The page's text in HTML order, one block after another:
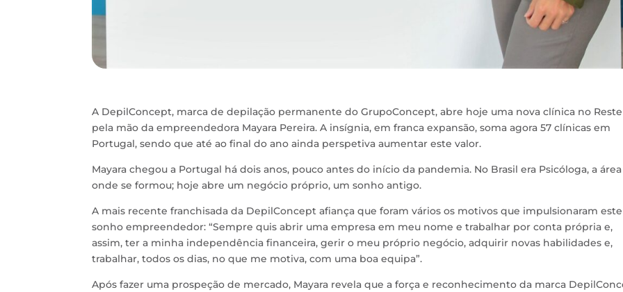
A DepilConcept, marca de depilação permanente do GrupoConcept, abre hoje uma nova clínica no
pela mão da empreendedora Mayara Pereira. A insígnia, em franca expansão, soma agora 57 clínicas em
Portugal, sendo que até ao final do ano ainda perspetiva aumentar este valor.
Mayara chegou a Portugal há dois anos, pouco antes do início da pandemia. No Brasil era Psicóloga, a área
onde se formou; hoje abre um negócio próprio, um sonho antigo.
A mais recente franchisada da DepilConcept afiança que foram vários os motivos que impulsionaram este
sonho empreendedor: “Sempre quis abrir uma empresa em meu nome e trabalhar por conta própria e,
assim, ter a minha independência financeira, gerir o meu próprio negócio, adquirir novas habilidades e,
trabalhar, todos os dias, no que me motiva, com uma boa equipa”.
Após fazer uma prospeção de mercado, Mayara revela que a força e reconhecimento da marca